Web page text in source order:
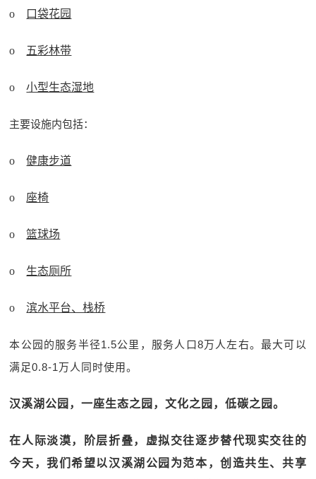
o 口袋花园
o 五彩林带
o小型生态湿地
主要设施内包括：
o健康步道
o 座椅
o篮球场
o 生态厕所
o滨水平台、栈桥
本公园的服务半径1.5公里，服务人口8万人左右。最大可以
满足0.8-1万人同时使用。
汉溪湖公园，一座生态之园，文化之园，低碳之园。
在人际淡漠，阶层折叠，虚拟交往逐步替代现实交往的
今天，我们希望以汉溪湖公园为范本，创造共生、共享